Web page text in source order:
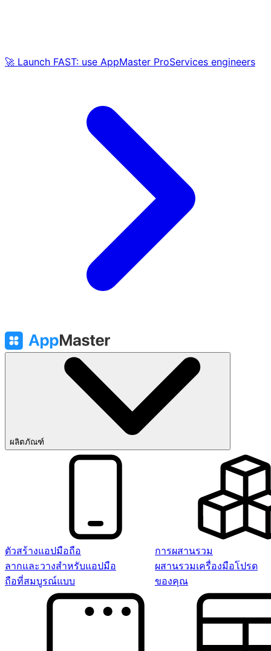
🚀 Launch FAST: use AppMaster ProServices engineers
ผลิตภัณฑ์
ตัวสร้างแอปมือถือ
ลากและวางสำหรับแอปมือ
ถือที่สมบูรณ์แบบ
การผสานรวม
ผสานรวมเครื่องมือโปรด
ของคุณ